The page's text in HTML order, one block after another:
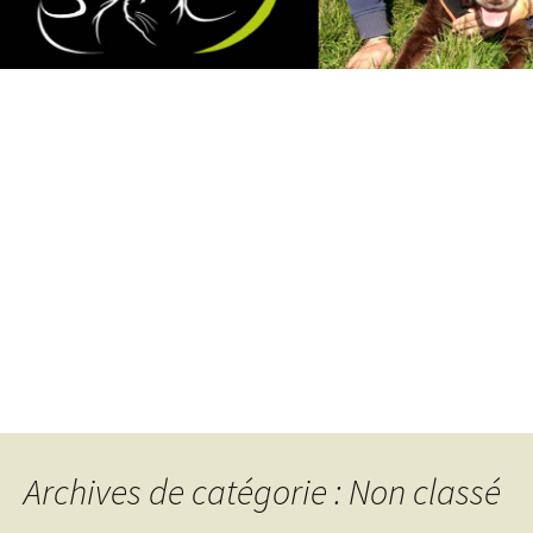
Archives de catégorie : Non classé